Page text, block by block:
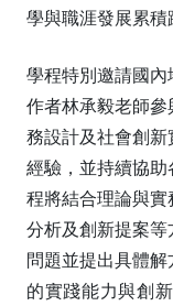
學與職涯發展累積
學程特別邀請國
作者林承毅老師
務設計及社會創
經驗，並持續協
程將結合理論與
分析及創新提案
問題並提出具體
的實踐能力與創